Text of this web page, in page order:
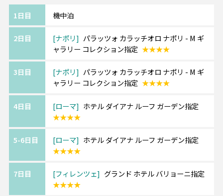
高速列車利用。
加代金にて指定も可能です。
欧州各都市との周遊アレンジや、宿泊数の変
更、
ホテルアップグレード・変更もお問い合わせ
ください。
1日目 機中泊
2日目 ナポリ
パラッツォ カラッチオロ ナポリ - M ギ
ャラリー コレクション指定 ★★★★
3日目 ナポリ
パラッツォ カラッチオロ ナポリ - M ギ
ャラリー コレクション指定 ★★★★
4日目 ローマ
ホテル ダイアナ ルーフ ガーデン指定
★★★★
5-6日目 ローマ
ホテル ダイアナ ルーフ ガーデン指定
★★★★
7日目 フィレンツェ
グランド ホテル バリョーニ指定
★★★★